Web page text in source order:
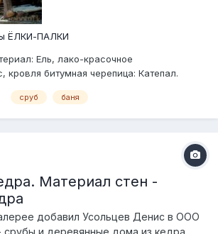
ЁЛКИ-ПАЛКИ
Ель, лако-красочное
кровля битумная черепица: Катепал.
сруб баня
Материал стен -
добавил Усольцев Денис в ООО